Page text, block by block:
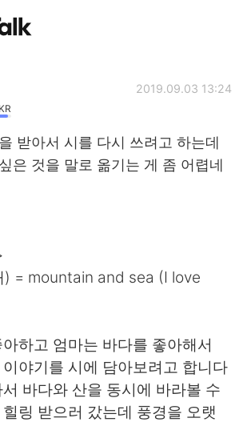
リ
Checker
Español
한국어
ไทย
KR
2019.09.03 13:24
받아서 시를 다시 쓰려고 하는데
은 것을 말로 옮기는 게 좀 어렵네
) = mountain and sea (I love
하고 엄마는 바다를 좋아해서
야기를 시에 담아보려고 합니다
바다와 산을 동시에 바라볼 수
링 받으러 갔는데 풍경을 오랫